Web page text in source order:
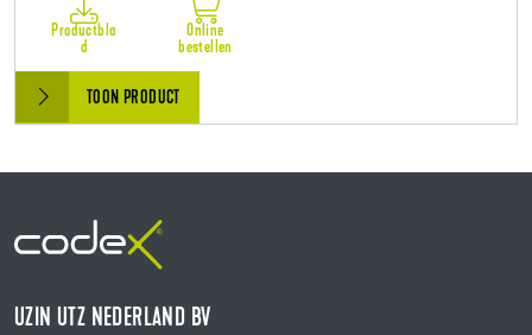
Productbla
d
Online
bestellen
TOON PRODUCT
UZIN UTZ NEDERLAND BV